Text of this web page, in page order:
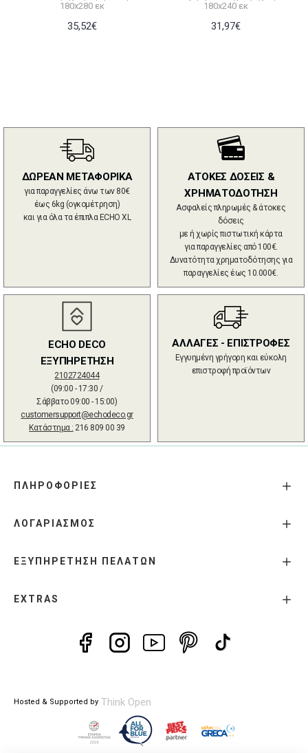
180x280 εκ
35,52€
180x240 εκ
31,97€
ΔΩΡΕΑΝ ΜΕΤΑΦΟΡΙΚΑ
για παραγγελίες άνω των 80€
έως 6kg (ογκομέτρηση)
και για όλα τα έπιπλα ECHO XL
ΑΤΟΚΕΣ ΔΟΣΕΙΣ &
ΧΡΗΜΑΤΟΔΟΤΗΣΗ
Ασφαλείς πληρωμές & άτοκες
δόσεις
με ή χωρίς πιστωτική κάρτα
για παραγγελίες από 100€.
Δυνατότητα χρηματοδότησης για
παραγγελίες έως 10.000€.
ECHO DECO
ΕΞΥΠΗΡΕΤΗΣΗ
2102724044
(09:00 - 17:30 /
Σάββατο 09:00 - 15:00)
customersupport@echodeco.gr
Κατάστημα : 216 809 00 39
ΑΛΛΑΓΕΣ - ΕΠΙΣΤΡΟΦΕΣ
Εγγυημένη γρήγορη και εύκολη
επιστροφή προϊόντων
ΠΛΗΡΟΦΟΡΙΕΣ
ΛΟΓΑΡΙΑΣΜΟΣ
ΕΞΥΠΗΡΕΤΗΣΗ ΠΕΛΑΤΩΝ
EXTRAS
Hosted & Supported by Think Open